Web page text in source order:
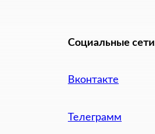
Социальные сети
Вконтакте
Телеграмм